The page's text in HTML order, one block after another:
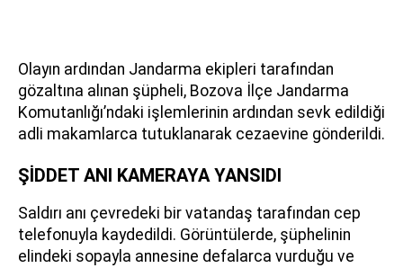
Olayın ardından Jandarma ekipleri tarafından
gözaltına alınan şüpheli, Bozova İlçe Jandarma
Komutanlığı’ndaki işlemlerinin ardından sevk edildiği
adli makamlarca tutuklanarak cezaevine gönderildi.
ŞİDDET ANI KAMERAYA YANSIDI
Saldırı anı çevredeki bir vatandaş tarafından cep
telefonuyla kaydedildi. Görüntülerde, şüphelinin
elindeki sopayla annesine defalarca vurduğu ve